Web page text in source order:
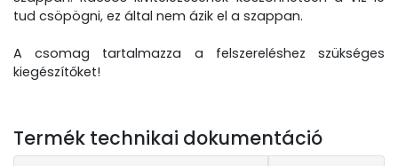
tud csöpögni, ez által nem ázik el a szappan.
A csomag tartalmazza a felszereléshez szükséges
kiegészítőket!
Termék technikai dokumentáció